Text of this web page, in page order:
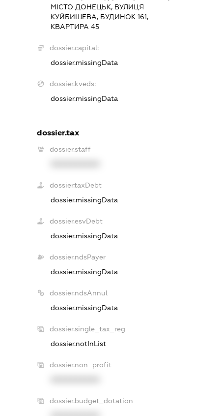
МІСТО ДОНЕЦЬК, ВУЛИЦЯ
КУЙБИШЕВА, БУДИНОК 161,
КВАРТИРА 45
dossier.capital:
dossier.missingData
dossier.kveds:
dossier.missingData
dossier.tax
dossier.staff
dossier.taxDebt
dossier.missingData
dossier.esvDebt
dossier.missingData
dossier.ndsPayer
dossier.missingData
dossier.ndsAnnul
dossier.missingData
dossier.single_tax_reg
dossier.notInList
dossier.non_profit
dossier.budget_dotation